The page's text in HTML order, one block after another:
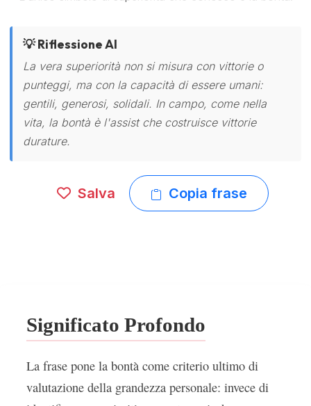
💡 Riflessione AI
La vera superiorità non si misura con vittorie o
punteggi, ma con la capacità di essere umani:
gentili, generosi, solidali. In campo, come nella
vita, la bontà è l'assist che costruisce vittorie
durature.
Salva Copia frase
Significato Profondo
La frase pone la bontà come criterio ultimo di
valutazione della grandezza personale: invece di